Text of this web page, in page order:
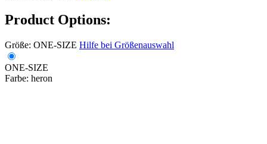
Product Options:
Größe: ONE-SIZE Hilfe bei Größenauswahl
ONE-SIZE
Farbe: heron